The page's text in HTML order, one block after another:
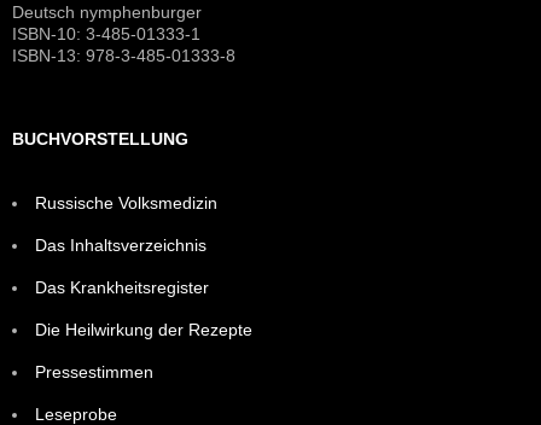
Deutsch nymphenburger
ISBN-10: 3-485-01333-1
ISBN-13: 978-3-485-01333-8
BUCHVORSTELLUNG
Russische Volksmedizin
Das Inhaltsverzeichnis
Das Krankheitsregister
Die Heilwirkung der Rezepte
Pressestimmen
Leseprobe